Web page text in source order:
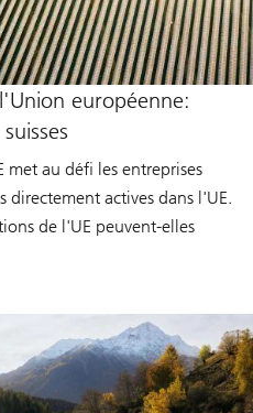
européenne:
au défi les entreprises
directement actives dans l'UE.
de l'UE peuvent-elles